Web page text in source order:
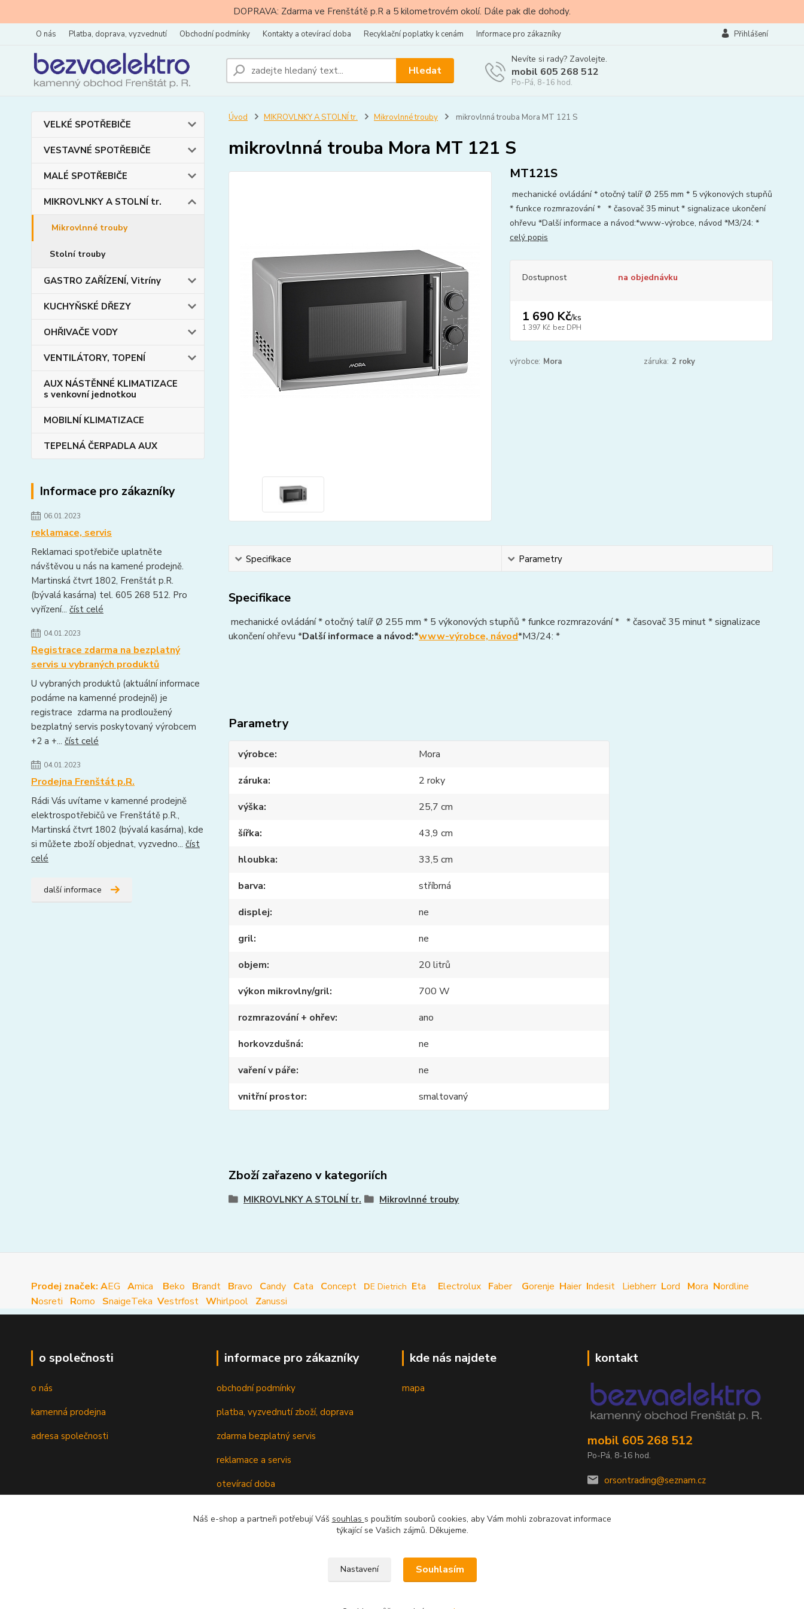
DOPRAVA: Zdarma ve Frenštátě p.R a 5 kilometrovém okolí. Dále pak dle dohody.
O nás Platba, doprava, vyzvednutí Obchodní podmínky Kontakty a otevírací doba Recyklační poplatky k cenám Informace pro zákazníky Přihlášení
Hledat
Nevíte si rady? Zavolejte.
mobil 605 268 512
Po-Pá, 8-16 hod.
VELKÉ SPOTŘEBIČE
VESTAVNÉ SPOTŘEBIČE
MALÉ SPOTŘEBIČE
MIKROVLNKY A STOLNÍ tr.
Mikrovlnné trouby
Stolní trouby
GASTRO ZAŘÍZENÍ, Vitríny
KUCHYŇSKÉ DŘEZY
OHŘIVAČE VODY
VENTILÁTORY, TOPENÍ
AUX NÁSTĚNNÉ KLIMATIZACE
s venkovní jednotkou
MOBILNÍ KLIMATIZACE
TEPELNÁ ČERPADLA AUX
Informace pro zákazníky
06.01.2023
reklamace, servis
Reklamaci spotřebiče uplatněte
návštěvou u nás na kamené prodejně.
Martinská čtvrť 1802, Frenštát p.R.
(bývalá kasárna) tel. 605 268 512. Pro
vyřízení... číst celé
04.01.2023
Registrace zdarma na bezplatný
servis u vybraných produktů
U vybraných produktů (aktuální informace
podáme na kamenné prodejně) je
registrace zdarma na prodloužený
bezplatný servis poskytovaný výrobcem
+2 a +... číst celé
04.01.2023
Prodejna Frenštát p.R.
Rádi Vás uvítame v kamenné prodejně
elektrospotřebičů ve Frenštátě p.R.,
Martinská čtvrť 1802 (bývalá kasárna), kde
si můžete zboží objednat, vyzvedno... číst
celé
další informace
Úvod MIKROVLNKY A STOLNÍ tr. Mikrovlnné trouby mikrovlnná trouba Mora MT 121 S
mikrovlnná trouba Mora MT 121 S
MT121S
mechanické ovládání * otočný talíř Ø 255 mm * 5 výkonových stupňů
* funkce rozmrazování * * časovač 35 minut * signalizace ukončení
ohřevu *Další informace a návod:*www-výrobce, návod *M3/24: *
celý popis
Dostupnost na objednávku
1 690 Kč/ks
1 397 Kč bez DPH
výrobce: Mora záruka: 2 roky
Specifikace Parametry
Specifikace
mechanické ovládání * otočný talíř Ø 255 mm * 5 výkonových stupňů * funkce rozmrazování * * časovač 35 minut * signalizace
ukončení ohřevu *Další informace a návod:*www-výrobce, návod*M3/24: *
Parametry
výrobce
Mora
záruka
2 roky
výška
25,7 cm
šířka
43,9 cm
hloubka
33,5 cm
barva
stříbrná
displej
ne
gril
ne
objem
20 litrů
výkon mikrovlny/gril
700 W
rozmrazování + ohřev
ano
horkovzdušná
ne
vaření v páře
ne
vnitřní prostor
smaltovaný
Zboží zařazeno v kategoriích
MIKROVLNKY A STOLNÍ tr. Mikrovlnné trouby
Prodej značek: AEG Amica Beko Brandt Bravo Candy Cata Concept DE Dietrich Eta Electrolux Faber Gorenje Haier Indesit Liebherr Lord Mora Nordline
Nosreti Romo SnaigeTeka Vestrfost Whirlpool Zanussi
o společnosti
o nás
kamenná prodejna
adresa společnosti
informace pro zákazníky
obchodní podmínky
platba, vyzvednutí zboží, doprava
zdarma bezplatný servis
reklamace a servis
otevírací doba
kde nás najdete
mapa
kontakt
mobil 605 268 512
Po-Pá, 8-16 hod.
orsontrading@seznam.cz
Náš e-shop a partneři potřebují Váš souhlas s použitím souborů cookies, aby Vám mohli zobrazovat informace
týkající se Vašich zájmů. Děkujeme.
Nastavení Souhlasím